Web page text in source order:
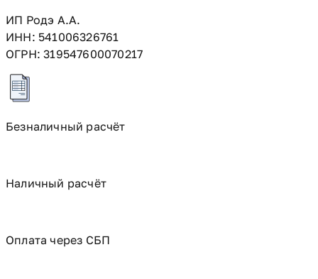
ИП Родэ А.А.
ИНН: 541006326761
ОГРН: 319547600070217
Безналичный расчёт
Наличный расчёт
Оплата через СБП